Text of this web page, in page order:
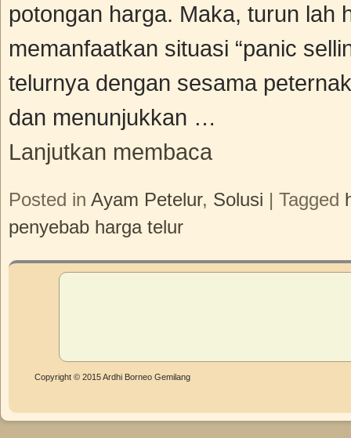
potongan harga. Maka, turun lah
memanfaatkan situasi “panic
telurnya dengan sesama
dan menunjukkan …
Lanjutkan membaca
Posted in Ayam Petelur, Solusi Tagged
penyebab harga telur
Copyright © 2015 Ardhi Borneo Gemilang